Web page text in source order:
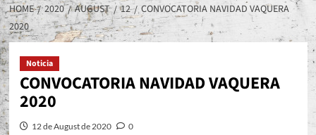
HOME 2020 AUGUST 12
CONVOCATORIA NAVIDAD VAQUERA
2020
Noticia
CONVOCATORIA NAVIDAD VAQUERA
2020
12 de August de 2020 0